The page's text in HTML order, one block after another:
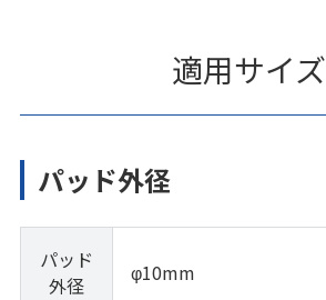
適用サイズ
パッド外径
パッド
外径
φ10mm